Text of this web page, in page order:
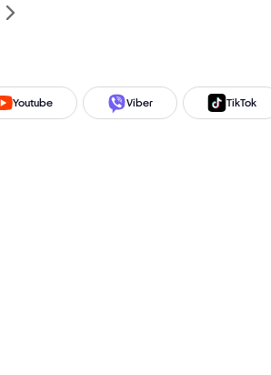
Youtube Viber TikTok